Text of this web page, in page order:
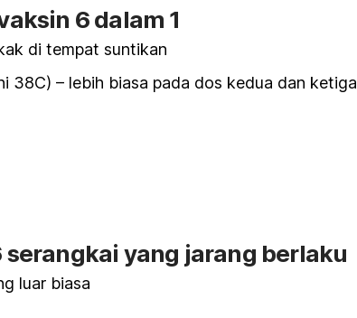
6 dalam 1
di tempat suntikan
38C) – lebih biasa pada dos kedua dan ketiga
serangkai yang jarang berlaku
luar biasa